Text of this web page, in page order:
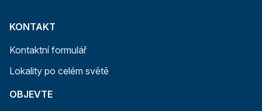
KONTAKT
Kontaktní formulář
Lokality po celém světě
OBJEVTE